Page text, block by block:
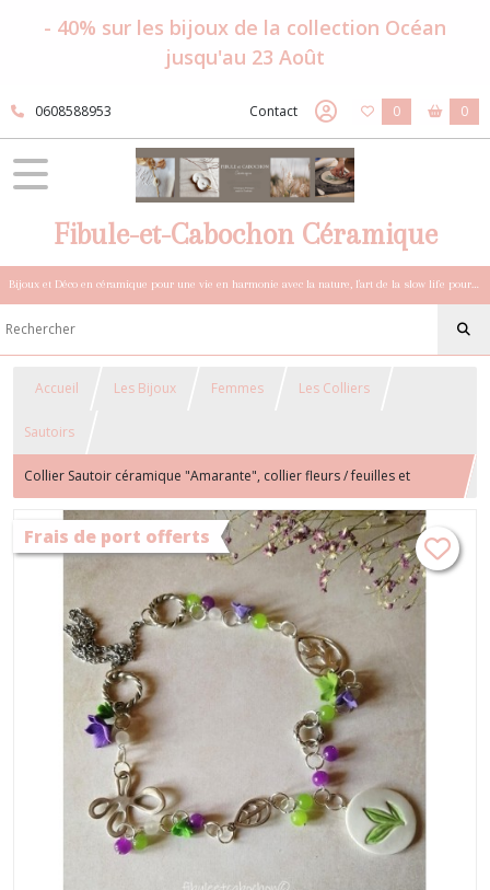
- 40% sur les bijoux de la collection Océan
jusqu'au 23 Août
0608588953 Contact 0 0
Fibule-et-Cabochon Céramique
Bijoux et Déco en céramique pour une vie en harmonie avec la nature, l'art de la slow life pour esprits sensibles et bohèmes.
Accueil Les Bijoux Femmes Les Colliers
Sautoirs
Collier Sautoir céramique "Amarante", collier fleurs / feuilles et
perles, sautoir vert et violet, pendentif porcelaine
Frais de port offerts